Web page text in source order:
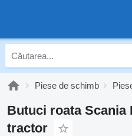
Piese de schimb
Butuci roata Scania
tractor